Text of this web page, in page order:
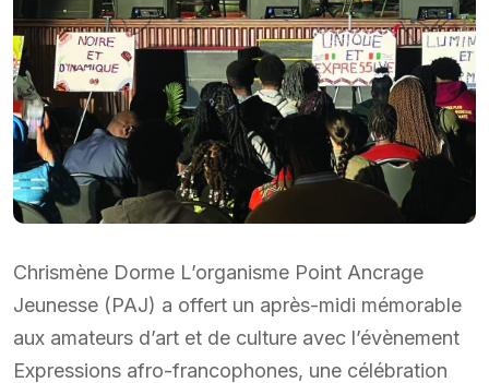
Chrismène Dorme L’organisme Point Ancrage
Jeunesse (PAJ) a offert un après-midi mémorable
aux amateurs d’art et de culture avec l’évènement
Expressions afro-francophones, une célébration